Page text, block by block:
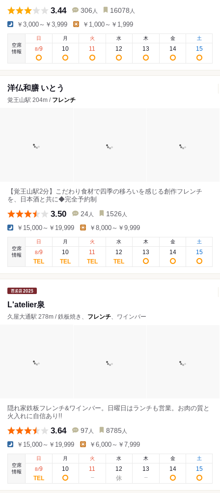
3.44 306 人 16078 人
￥3,000～￥3,999 ￥1,000～￥1,999
空席
情報
日
8/9
月
10
火
11
水
12
木
13
金
14
土
15
洋仏和膳 いとう
覚王山駅 204m / フレンチ
【覚王山駅2分】こだわり食材で四季の移ろいを感じる創作フレンチ
を、日本酒と共に◆完全予約制
3.50 24 人 1526 人
￥15,000～￥19,999 ￥8,000～￥9,999
空席
情報
日
8/9
月
10
火
11
水
12
木
13
金
14
土
15
L'atelier泉
久屋大通駅 278m / 鉄板焼き、 フレンチ 、ワインバー
隠れ家鉄板フレンチ&ワインバー。日曜日はランチも営業。お肉の質と
火入れに自信あり!!
3.64 97 人 8785 人
￥15,000～￥19,999 ￥6,000～￥7,999
空席
情報
日
8/9
月
10
火
11
水
12
木
13
金
14
土
15